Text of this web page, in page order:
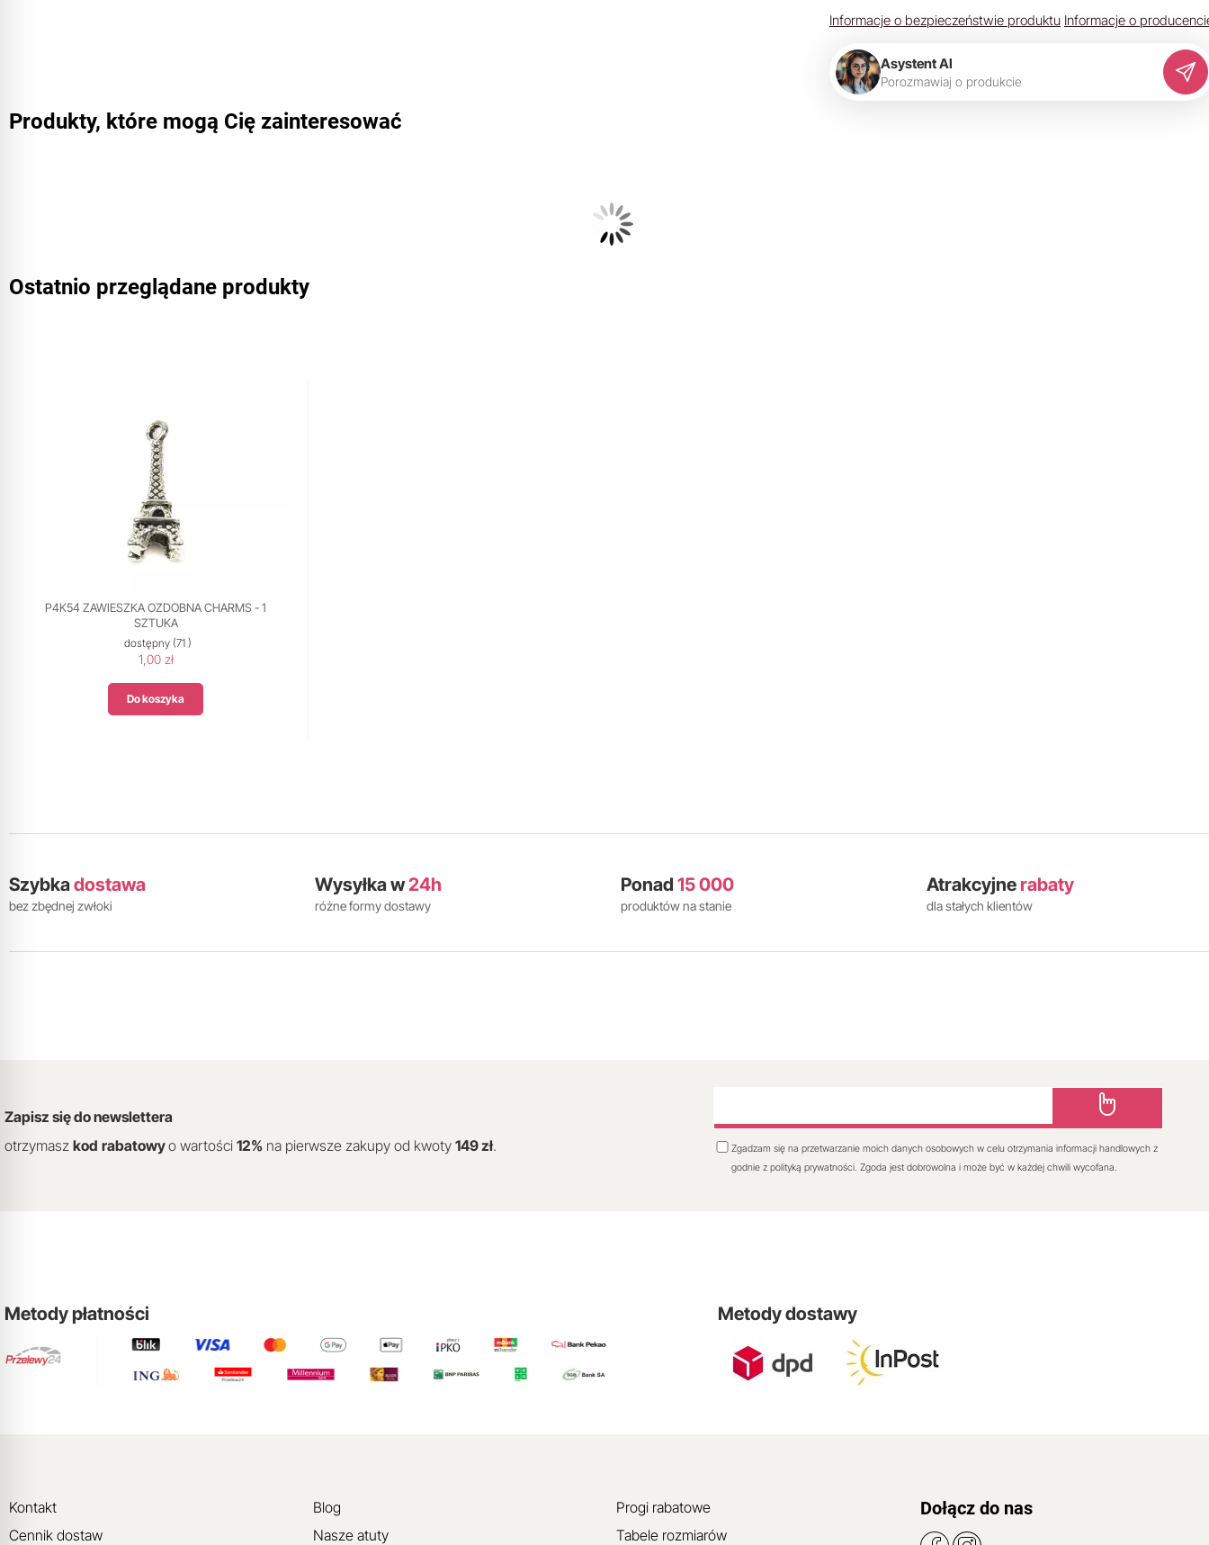
Informacje o bezpieczeństwie produktu Informacje o
Asystent AI
Porozmawiaj o produkcie
Produkty, które mogą Cię zainteresować
Ostatnio przeglądane produkty
P4K54 ZAWIESZKA OZDOBNA CHARMS - 1
SZTUKA
dostępny (71 )
1,00 zł
Do koszyka
Szybkadostawa
bez zbędnej zwłoki
Wysyłka w24h
różne formy dostawy
Ponad 15 000
produktów na stanie
Atrakcyjne rabaty
dla stałych klientów
Zapisz się do newslettera
otrzymasz kod rabatowyo wartości 12% na pierwsze zakupy od kwoty 149 zł.
Zgadzam się na przetwarzanie moich danych osobowych w celu otrzymania informacji handlowych z
godnie z polityką prywatności. Zgoda jest dobrowolna i może być w każdej chwili wycofana.
Metody płatności Metody dostawy
Kontakt
Cennik dostaw
Blog
Nasze atuty
Progi rabatowe
Tabele rozmiarów
Dołącz do nas